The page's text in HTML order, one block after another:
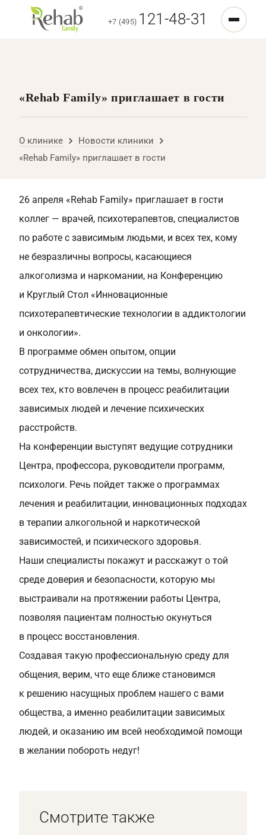
+7 (495) 121-48-31
«Rehab Family» приглашает в гости
О клинике
Новости клиники
«Rehab Family» приглашает в гости
26 апреля «Rehab Family» приглашает в гости
коллег — врачей, психотерапевтов, специалистов
по работе с зависимым людьми, и всех тех, кому
не безразличны вопросы, касающиеся
алкоголизма и наркомании, на Конференцию
и Круглый Стол «Инновационные
психотерапевтические технологии в аддиктологии
и онкологии».
В программе обмен опытом, опции
сотрудничества, дискуссии на темы, волнующие
всех тех, кто вовлечен в процесс реабилитации
зависимых людей и лечение психических
расстройств.
На конференции выступят ведущие сотрудники
Центра, профессора, руководители программ,
психологи. Речь пойдет также о программах
лечения и реабилитации, инновационных подходах
в терапии алкогольной и наркотической
зависимостей, и психического здоровья.
Наши специалисты покажут и расскажут о той
среде доверия и безопасности, которую мы
выстраивали на протяжении работы Центра,
позволяя пациентам полностью окунуться
в процесс восстановления.
Создавая такую профессиональную среду для
общения, верим, что еще ближе становимся
к решению насущных проблем нашего с вами
общества, а именно реабилитации зависимых
людей, и оказанию им всей необходимой помощи
в желании побороть недуг!
Смотрите также